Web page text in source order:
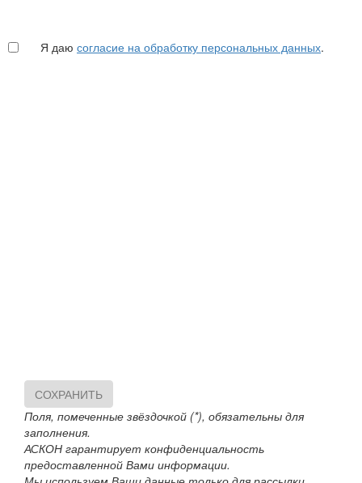
Я даю согласие на обработку персональных данных.
СОХРАНИТЬ
Поля, помеченные звёздочкой (*), обязательны для
заполнения.
АСКОН гарантирует конфиденциальность
предоставленной Вами информации.